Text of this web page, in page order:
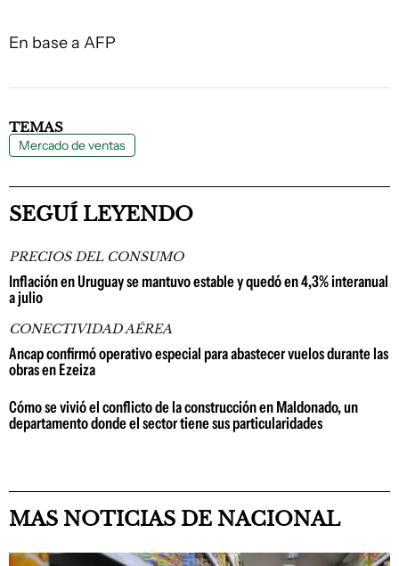
En base a AFP
TEMAS
Mercado de ventas
SEGUÍ LEYENDO
PRECIOS DEL CONSUMO
Inflación en Uruguay se mantuvo estable y quedó en 4,3% interanual
a julio
CONECTIVIDAD AÉREA
Ancap confirmó operativo especial para abastecer vuelos durante las
obras en Ezeiza
Cómo se vivió el conflicto de la construcción en Maldonado, un
departamento donde el sector tiene sus particularidades
MAS NOTICIAS DE NACIONAL